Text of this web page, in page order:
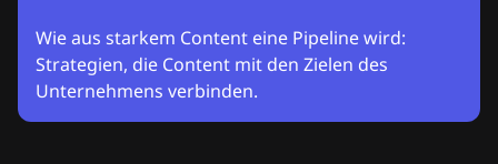
Wie aus starkem Content eine Pipeline wird:
Strategien, die Content mit den Zielen des
Unternehmens verbinden.